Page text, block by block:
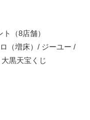
（8店舗）
（増床）/ ジーユー /
黒天宝くじ